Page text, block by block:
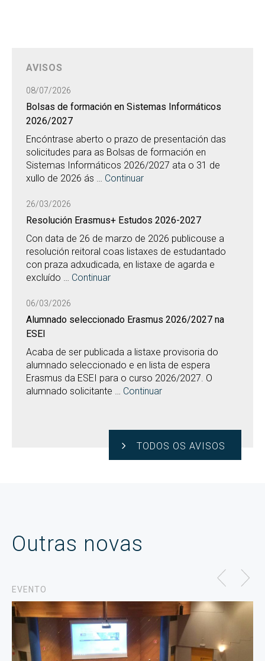
AVISOS
08/07/2026
Bolsas de formación en Sistemas Informáticos
2026/2027
Encóntrase aberto o prazo de presentación das
solicitudes para as Bolsas de formación en
Sistemas Informáticos 2026/2027 ata o 31 de
xullo de 2026 ás … Continuar
26/03/2026
Resolución Erasmus+ Estudos 2026-2027
Con data de 26 de marzo de 2026 publicouse a
resolución reitoral coas listaxes de estudantado
con praza adxudicada, en listaxe de agarda e
excluído … Continuar
06/03/2026
Alumnado seleccionado Erasmus 2026/2027 na
ESEI
Acaba de ser publicada a listaxe provisoria do
alumnado seleccionado e en lista de espera
Erasmus da ESEI para o curso 2026/2027. O
alumnado solicitante … Continuar
TODOS OS AVISOS
Outras novas
EVENTO